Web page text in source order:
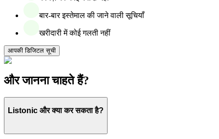
बार-बार इस्तेमाल की जाने वाली सूचियाँ
खरीदारी में कोई गलती नहीं
आपकी डिजिटल सूची
और जानना चाहते हैं?
Listonic और क्या कर सकता है?